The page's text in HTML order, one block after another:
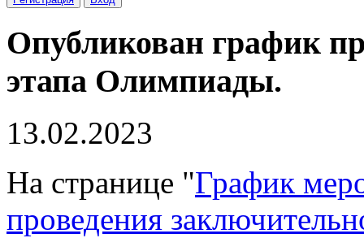
Опубликован график
этапа Олимпиады.
13.02.2023
На странице "График
проведения